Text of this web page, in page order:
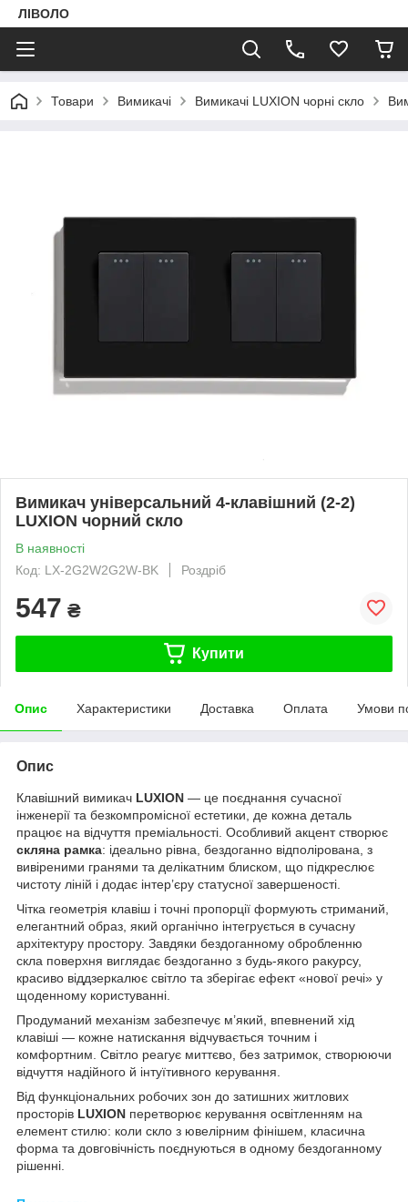
ЛІВОЛО
Товари Вимикачі Вимикачі LUXION чорні скло
Вимикач універсальний 4-клавішний (2-2)
LUXION чорний скло
В наявності
Код: LX-2G2W2G2W-BK
Роздріб
547 ₴
Купити
Опис Характеристики Доставка Оплата Умови
Опис
Клавішний вимикач LUXION — це поєднання сучасної
інженерії та безкомпромісної естетики, де кожна деталь
працює на відчуття преміальності. Особливий акцент створює
скляна рамка: ідеально рівна, бездоганно відполірована, з
вивіреними гранями та делікатним блиском, що підкреслює
чистоту ліній і додає інтер’єру статусної завершеності.
Чітка геометрія клавіш і точні пропорції формують стриманий,
елегантний образ, який органічно інтегрується в сучасну
архітектуру простору. Завдяки бездоганному обробленню
скла поверхня виглядає бездоганно з будь-якого ракурсу,
красиво віддзеркалює світло та зберігає ефект «нової речі» у
щоденному користуванні.
Продуманий механізм забезпечує м’який, впевнений хід
клавіші — кожне натискання відчувається точним і
комфортним. Світло реагує миттєво, без затримок, створюючи
відчуття надійного й інтуїтивного керування.
Від функціональних робочих зон до затишних житлових
просторів LUXION перетворює керування освітленням на
елемент стилю: коли скло з ювелірним фінішем, класична
форма та довговічність поєднуються в одному бездоганному
рішенні.